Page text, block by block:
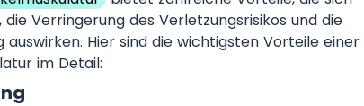
Verringerung des Verletzungsrisikos und die
Hier sind die wichtigsten Vorteile einer
im Detail: